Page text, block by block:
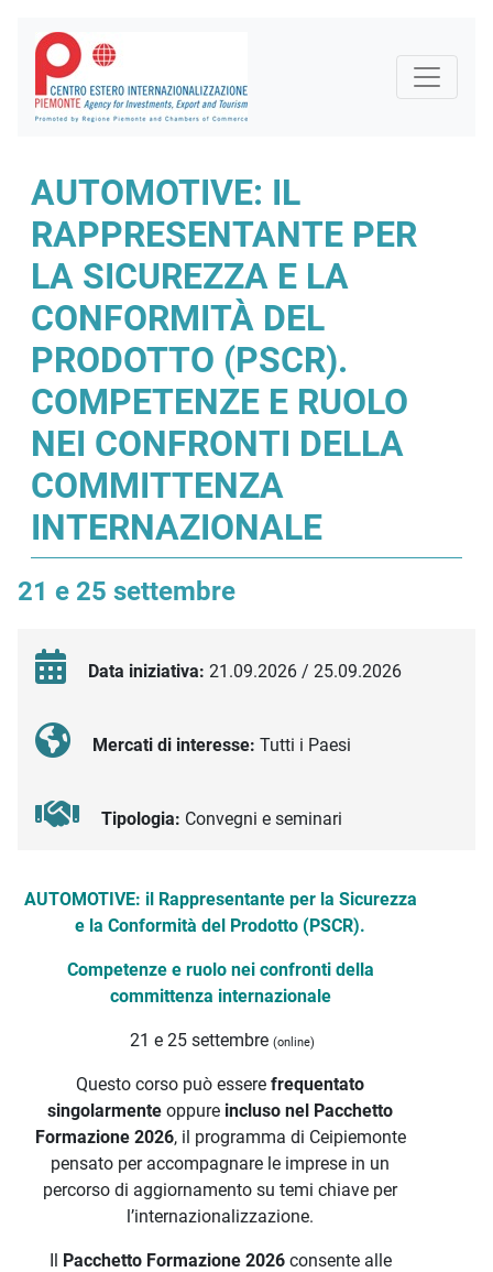
AUTOMOTIVE: IL
RAPPRESENTANTE PER
LA SICUREZZA E LA
CONFORMITÀ DEL
PRODOTTO (PSCR).
COMPETENZE E RUOLO
NEI CONFRONTI DELLA
COMMITTENZA
INTERNAZIONALE
21 e 25 settembre
Data iniziativa: 21.09.2026 / 25.09.2026
Mercati di interesse: Tutti i Paesi
Tipologia: Convegni e seminari
Descrizione iniziativa
AUTOMOTIVE: il Rappresentante per la Sicurezza
e la Conformità del Prodotto (PSCR).
Competenze e ruolo nei confronti della
committenza internazionale
21 e 25 settembre (online)
Questo corso può essere frequentato
singolarmente oppure incluso nel Pacchetto
Formazione 2026, il programma di Ceipiemonte
pensato per accompagnare le imprese in un
percorso di aggiornamento su temi chiave per
l’internazionalizzazione.
Il Pacchetto Formazione 2026consente alle